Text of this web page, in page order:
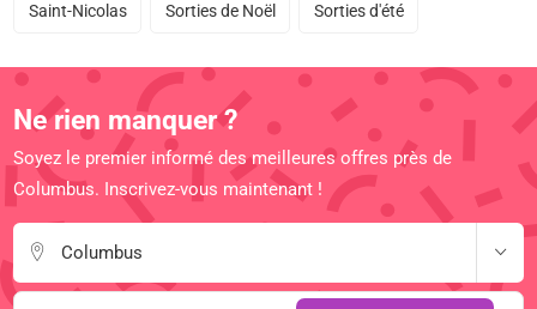
Saint-Nicolas Sorties de Noël Sorties d'été
Ne rien manquer ?
Soyez le premier informé des meilleures offres près de
Columbus. Inscrivez-vous maintenant !
Columbus